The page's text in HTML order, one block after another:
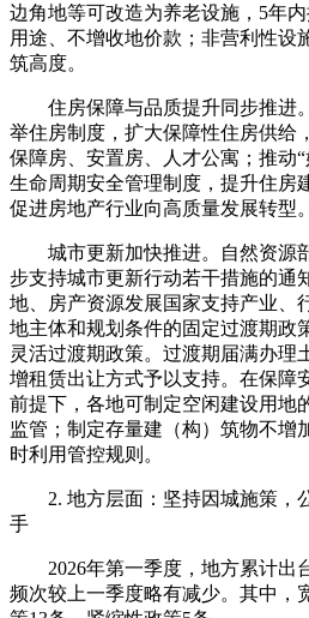
边角地等可改造为养老设施，5年
用途、不增收地价款；非营利性设
筑高度。
住房保障与品质提升同步推进
举住房制度，扩大保障性住房供给
保障房、安置房、人才公寓；推动
生命周期安全管理制度，提升住房
促进房地产行业向高质量发展转型。
城市更新加快推进。自然资源
步支持城市更新行动若干措施的通
地、房产资源发展国家支持产业、
地主体和规划条件的固定过渡期政
灵活过渡期政策。过渡期届满办理
增租赁出让方式予以支持。在保障
前提下，各地可制定空闲建设用地
监管；制定存量建（构）筑物不增
时利用管控规则。
2. 地方层面：坚持因城施策，
手
2026年第一季度，地方累计出
频次较上一季度略有减少。其中，